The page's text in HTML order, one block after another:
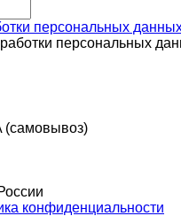
персональных
персональных
(самовывоз)
конфиденциальности